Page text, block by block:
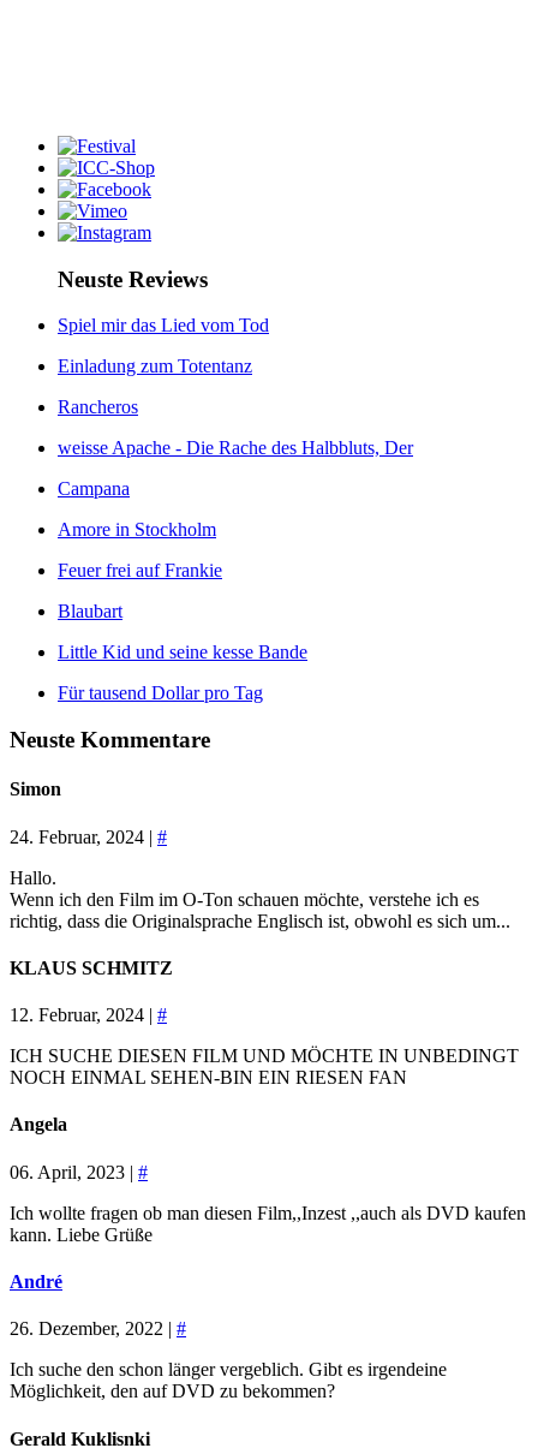
Neuste Reviews
Spiel mir das Lied vom Tod
Einladung zum Totentanz
Rancheros
weisse Apache - Die Rache des Halbbluts, Der
Campana
Amore in Stockholm
Feuer frei auf Frankie
Blaubart
Little Kid und seine kesse Bande
Für tausend Dollar pro Tag
Neuste Kommentare
Simon
24. Februar, 2024 | #
Hallo.
Wenn ich den Film im O-Ton schauen möchte, verstehe ich es
richtig, dass die Originalsprache Englisch ist, obwohl es sich um...
KLAUS SCHMITZ
12. Februar, 2024 | #
ICH SUCHE DIESEN FILM UND MÖCHTE IN UNBEDINGT
NOCH EINMAL SEHEN-BIN EIN RIESEN FAN
Angela
06. April, 2023 | #
Ich wollte fragen ob man diesen Film,,Inzest ,,auch als DVD kaufen
kann. Liebe Grüße
André
26. Dezember, 2022 | #
Ich suche den schon länger vergeblich. Gibt es irgendeine
Möglichkeit, den auf DVD zu bekommen?
Gerald Kuklisnki